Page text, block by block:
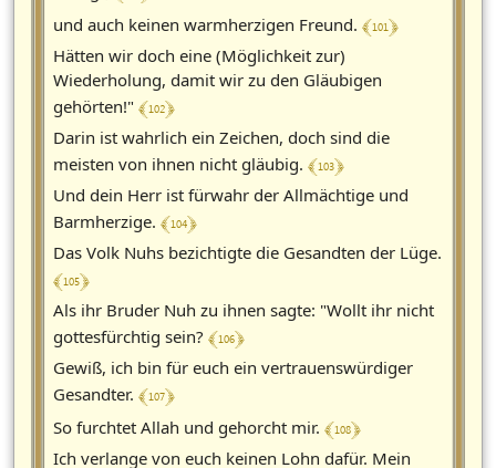
und auch keinen warmherzigen Freund. ﴾ 101 ﴿
Hätten wir doch eine (Möglichkeit zur)
Wiederholung, damit wir zu den Gläubigen
gehörten!" ﴾ 102 ﴿
Darin ist wahrlich ein Zeichen, doch sind die
meisten von ihnen nicht gläubig. ﴾ 103 ﴿
Und dein Herr ist fürwahr der Allmächtige und
Barmherzige. ﴾ 104 ﴿
Das Volk Nuhs bezichtigte die Gesandten der Lüge.
﴾ 105 ﴿
Als ihr Bruder Nuh zu ihnen sagte: "Wollt ihr nicht
gottesfürchtig sein? ﴾ 106 ﴿
Gewiß, ich bin für euch ein vertrauenswürdiger
Gesandter. ﴾ 107 ﴿
So furchtet Allah und gehorcht mir. ﴾ 108 ﴿
Ich verlange von euch keinen Lohn dafür. Mein